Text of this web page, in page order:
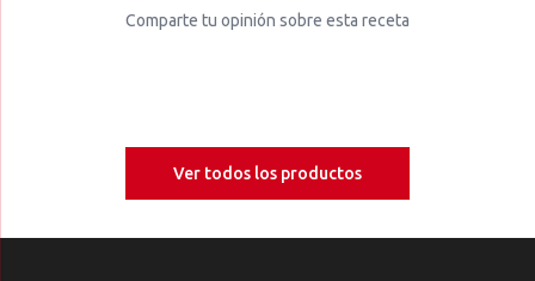
Comparte tu opinión sobre esta receta
Ver todos los productos